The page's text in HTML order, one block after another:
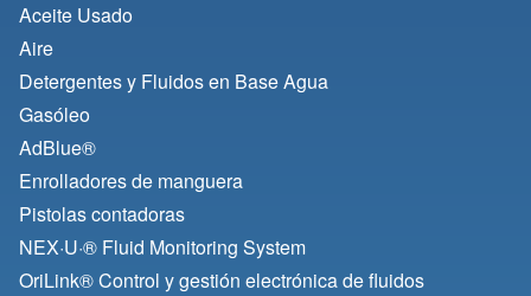
Aceite Usado
Aire
Detergentes y Fluidos en Base Agua
Gasóleo
AdBlue®
Enrolladores de manguera
Pistolas contadoras
NEX·U·® Fluid Monitoring System
OriLink® Control y gestión electrónica de fluidos